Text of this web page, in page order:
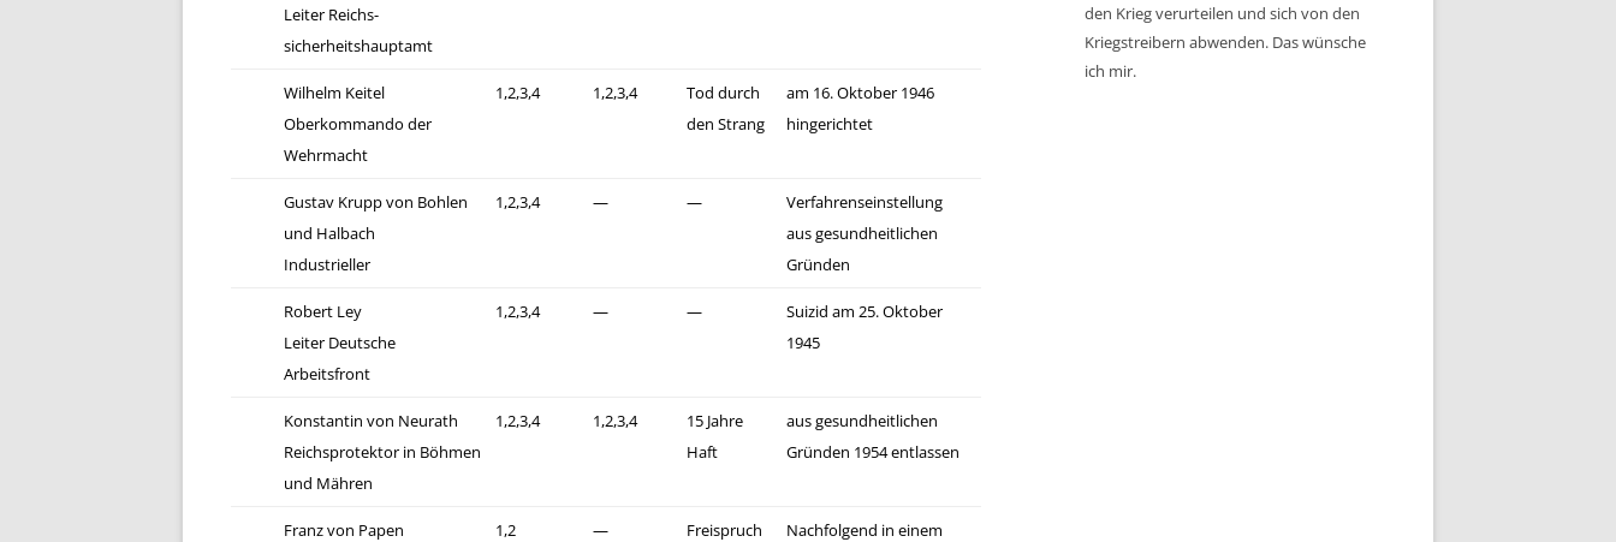
Leiter Reichs-
sicherheitshauptamt
Wilhelm Keitel
Oberkommando der
Wehrmacht
1,2,3,4 1,2,3,4
Tod durch
den Strang
am 16. Oktober 1946
hingerichtet
Gustav Krupp von Bohlen
und Halbach
Industrieller
1,2,3,4 — —
Verfahrenseinstellung
aus gesundheitlichen
Gründen
Robert Ley
Leiter Deutsche
Arbeitsfront
1,2,3,4 — —
Suizid am 25. Oktober
1945
Konstantin von Neurath
Reichsprotektor in Böhmen
und Mähren
1,2,3,4 1,2,3,4
15 Jahre
Haft
aus gesundheitlichen
Gründen 1954 entlassen
Franz von Papen
1,2 — Freispruch
Nachfolgend in einem
den Krieg verurteilen und sich von den
Kriegstreibern abwenden. Das wünsche
ich mir.